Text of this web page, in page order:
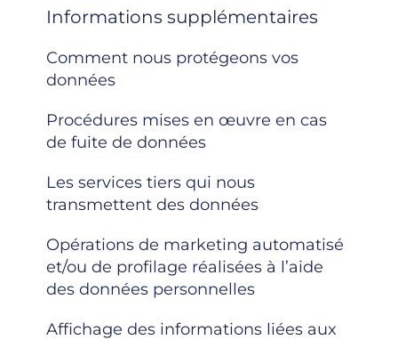
Informations supplémentaires
Comment nous protégeons vos
données
Procédures mises en œuvre en cas
de fuite de données
Les services tiers qui nous
transmettent des données
Opérations de marketing automatisé
et/ou de profilage réalisées à l’aide
des données personnelles
Affichage des informations liées aux